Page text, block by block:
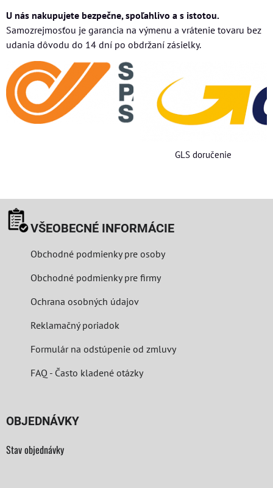
U nás nakupujete bezpečne, spoľahlivo a s istotou.
Samozrejmosťou je garancia na výmenu a vrátenie tovaru bez
udania dôvodu do 14 dní po obdržaní zásielky.
GLS doručenie
VŠEOBECNÉ INFORMÁCIE
Obchodné podmienky pre osoby
Obchodné podmienky pre firmy
Ochrana osobných údajov
Reklamačný poriadok
Formulár na odstúpenie od zmluvy
FAQ - Často kladené otázky
OBJEDNÁVKY
Stav objednávky